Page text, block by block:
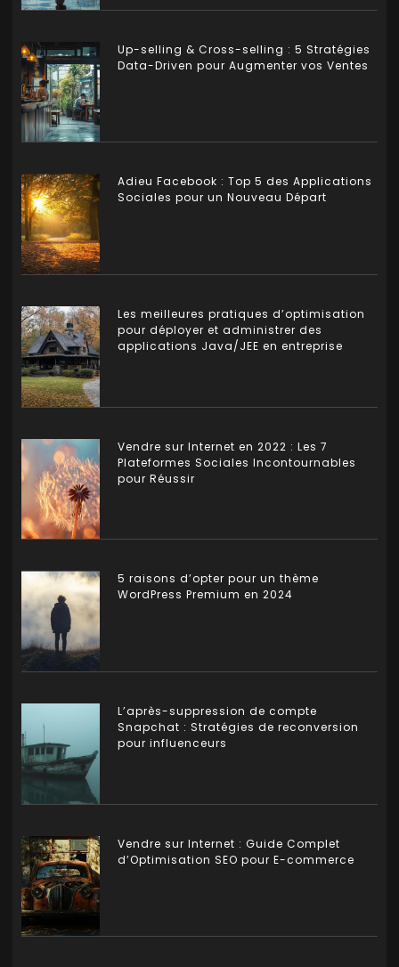
Up-selling & Cross-selling : 5 Stratégies
Data-Driven pour Augmenter vos Ventes
Adieu Facebook : Top 5 des Applications
Sociales pour un Nouveau Départ
Les meilleures pratiques d’optimisation
pour déployer et administrer des
applications Java/JEE en entreprise
Vendre sur Internet en 2022 : Les 7
Plateformes Sociales Incontournables
pour Réussir
5 raisons d’opter pour un thème
WordPress Premium en 2024
L’après-suppression de compte
Snapchat : Stratégies de reconversion
pour influenceurs
Vendre sur Internet : Guide Complet
d’Optimisation SEO pour E-commerce